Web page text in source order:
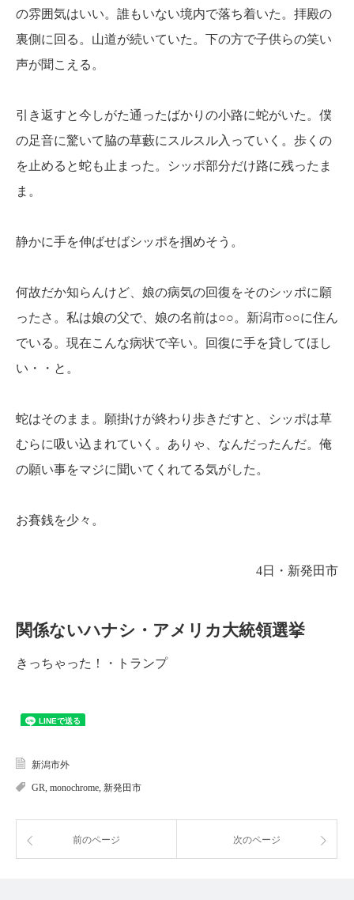
の雰囲気はいい。誰もいない境内で落ち着いた。拝殿の
裏側に回る。山道が続いていた。下の方で子供らの笑い
声が聞こえる。
引き返すと今しがた通ったばかりの小路に蛇がいた。僕
の足音に驚いて脇の草藪にスルスル入っていく。歩くの
を止めると蛇も止まった。シッポ部分だけ路に残ったま
ま。
静かに手を伸ばせばシッポを掴めそう。
何故だか知らんけど、娘の病気の回復をそのシッポに願
ったさ。私は娘の父で、娘の名前は○○。新潟市○○に住ん
でいる。現在こんな病状で辛い。回復に手を貸してほし
い・・と。
蛇はそのまま。願掛けが終わり歩きだすと、シッポは草
むらに吸い込まれていく。ありゃ、なんだったんだ。俺
の願い事をマジに聞いてくれてる気がした。
お賽銭を少々。
4日・新発田市
関係ないハナシ・アメリカ大統領選挙
きっちゃった！・トランプ
新潟市外
GR, monochrome, 新発田市
前のページ 次のページ